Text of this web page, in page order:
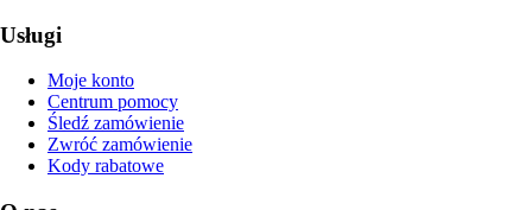
Usługi
Moje konto
Centrum pomocy
Śledź zamówienie
Zwróć zamówienie
Kody rabatowe